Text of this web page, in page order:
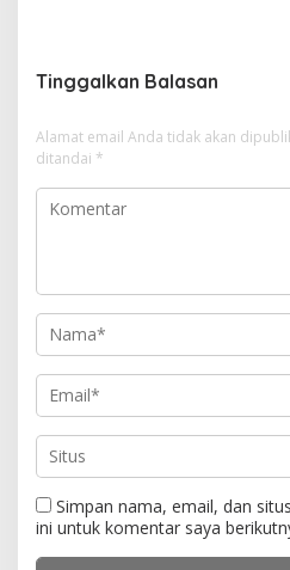
s
i
p
o
s
Tinggalkan Balasan
Alamat email Anda tidak akan
ditandai *
Simpan nama, email, dan
ini untuk komentar saya